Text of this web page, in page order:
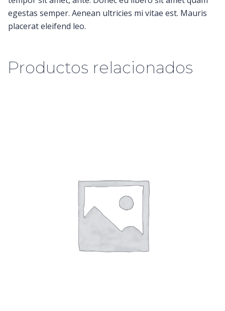
egestas semper. Aenean ultricies mi vitae est. Mauris
placerat eleifend leo.
Productos relacionados